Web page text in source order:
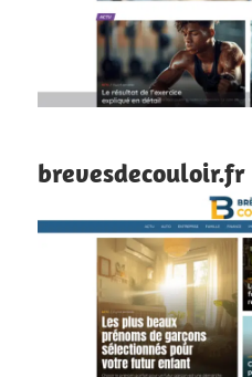
brevesdecouloir.fr